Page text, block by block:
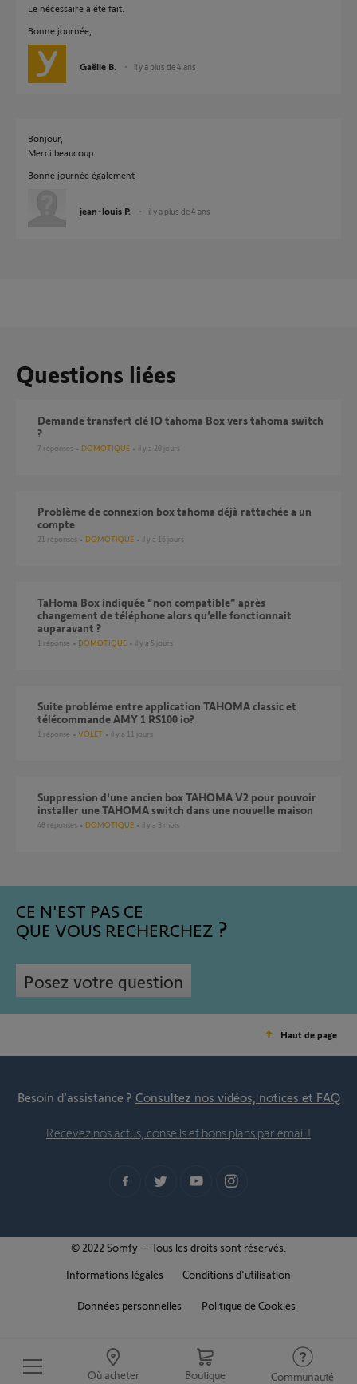
Où acheter Boutique Communauté
Le nécessaire a été fait.
Bonne journée,
Gaëlle B. il y a plus de 4 ans
Bonjour,
Merci beaucoup.
Bonne journée également
jean-louis P. il y a plus de 4 ans
Questions liées
Demande transfert clé IO tahoma Box vers tahoma switch
?
7 réponses DOMOTIQUE il y a 20 jours
Problème de connexion box tahoma déjà rattachée a un
compte
21 réponses DOMOTIQUE il y a 16 jours
TaHoma Box indiquée “non compatible” après
changement de téléphone alors qu’elle fonctionnait
auparavant ?
1 réponse DOMOTIQUE il y a 5 jours
Suite probléme entre application TAHOMA classic et
télécommande AMY 1 RS100 io?
1 réponse VOLET il y a 11 jours
Suppression d'une ancien box TAHOMA V2 pour pouvoir
installer une TAHOMA switch dans une nouvelle maison
48 réponses DOMOTIQUE il y a 3 mois
CE N'EST PAS CE
QUE VOUS RECHERCHEZ
Posez votre question
Haut de page
Besoin d’assistance ? Consultez nos vidéos, notices et FAQ
Recevez nos actus, conseils et bons plans par email !
© 2022 Somfy – Tous les droits sont réservés.
Informations légales
Conditions d'utilisation
Données personnelles Politique de Cookies